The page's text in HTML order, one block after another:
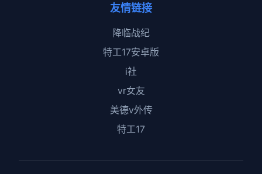
友情链接
降临战纪
特工17安卓版
i社
vr女友
美德v外传
特工17